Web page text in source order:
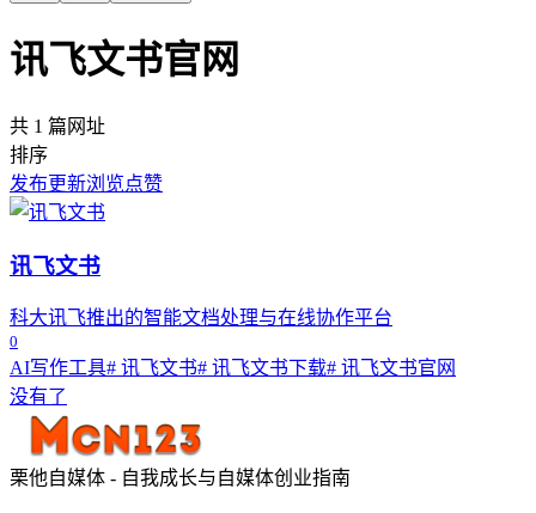
讯飞文书官网
共 1 篇网址
排序
发布更新浏览点赞
讯飞文书
科大讯飞推出的智能文档处理与在线协作平台
0
AI写作工具# 讯飞文书# 讯飞文书下载# 讯飞文书官网
没有了
栗他自媒体 - 自我成长与自媒体创业指南